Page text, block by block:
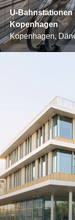
U-Bahnstationen
Kopenhagen
Kopenhagen,